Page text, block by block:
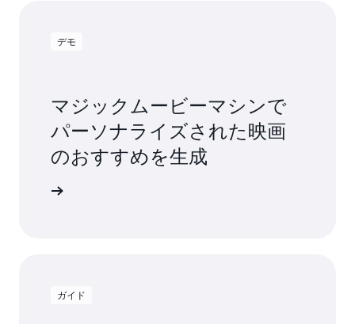
デモ
マジックムービーマシンで
パーソナライズされた映画
のおすすめを生成
ガイド